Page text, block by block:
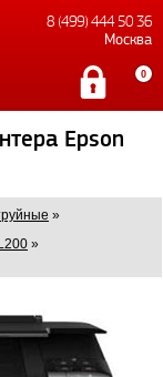
8 (499) 444 50 36
Москва
0
Epson
»
»